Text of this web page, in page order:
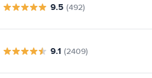
9.5 (492)
9.1 (2409)